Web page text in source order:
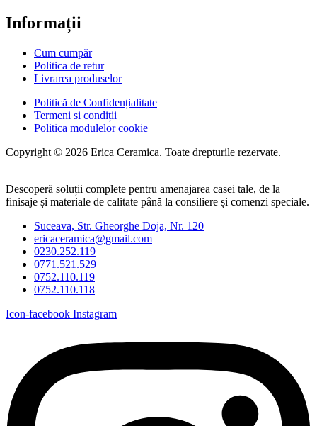
Informații
Cum cumpăr
Politica de retur
Livrarea produselor
Politică de Confidențialitate
Termeni si condiții
Politica modulelor cookie
Copyright © 2026 Erica Ceramica. Toate drepturile rezervate.
Descoperă soluții complete pentru amenajarea casei tale, de la
finisaje și materiale de calitate până la consiliere și comenzi speciale.
Suceava, Str. Gheorghe Doja, Nr. 120
ericaceramica@gmail.com
0230.252.119
0771.521.529
0752.110.119
0752.110.118
Icon-facebook Instagram